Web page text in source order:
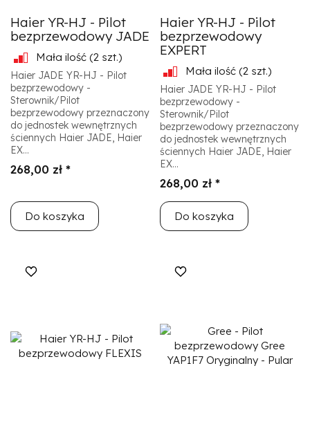
Haier YR-HJ - Pilot
bezprzewodowy JADE
Mała ilość (2 szt.)
Haier JADE YR-HJ - Pilot
bezprzewodowy -
Sterownik/Pilot
bezprzewodowy przeznaczony
do jednostek wewnętrznych
ściennych Haier JADE, Haier
EX...
268,00 zł *
Do koszyka
Haier YR-HJ - Pilot
bezprzewodowy
EXPERT
Mała ilość (2 szt.)
Haier JADE YR-HJ - Pilot
bezprzewodowy -
Sterownik/Pilot
bezprzewodowy przeznaczony
do jednostek wewnętrznych
ściennych Haier JADE, Haier
EX...
268,00 zł *
Do koszyka